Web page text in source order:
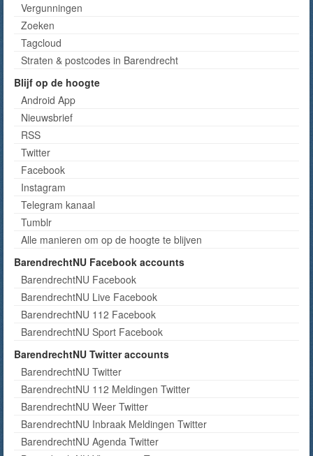
Vergunningen
Zoeken
Tagcloud
Straten & postcodes in Barendrecht
Blijf op de hoogte
Android App
Nieuwsbrief
RSS
Twitter
Facebook
Instagram
Telegram kanaal
Tumblr
Alle manieren om op de hoogte te blijven
BarendrechtNU Facebook accounts
BarendrechtNU Facebook
BarendrechtNU Live Facebook
BarendrechtNU 112 Facebook
BarendrechtNU Sport Facebook
BarendrechtNU Twitter accounts
BarendrechtNU Twitter
BarendrechtNU 112 Meldingen Twitter
BarendrechtNU Weer Twitter
BarendrechtNU Inbraak Meldingen Twitter
BarendrechtNU Agenda Twitter